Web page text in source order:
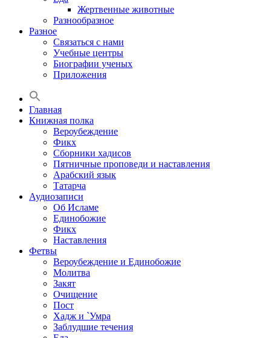
Жертвенные животные
Разнообразное
Разное
Связаться с нами
Учебные центры
Биографии ученых
Приложения
Главная
Книжная полка
Вероубеждение
Фикх
Сборники хадисов
Пятничные проповеди и наставления
Арабский язык
Татарча
Аудиозаписи
Об Исламе
Единобожие
Фикх
Наставления
Фетвы
Вероубеждение и Единобожие
Молитва
Закят
Очищение
Пост
Хадж и `Умра
Заблудшие течения